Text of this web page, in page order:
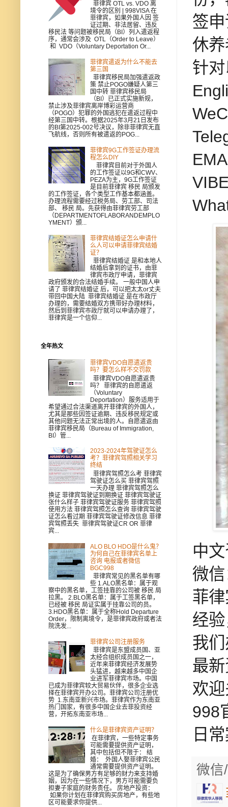
签
休
针
中
微
菲
经
我
最
欢
998
日
微
菲律宾 OTL vs. VDO 离
境令的区别 | 998VISA 在
菲律宾，如果外国人因 签
证过期、非法居留、违反
移民法 等问题被移民局（BI）列入遣返程
序，通常会涉及 OTL（Order to Leave）
和 VDO（Voluntary Deportation Or...
菲律宾遣返为什么不能去
第三国
菲律宾移民局加强遣返政
策 禁止POGO嫌疑人第三
国中转 菲律宾移民局
（BI）已正式实施新规，
禁止涉及菲律宾离岸博彩运营商
（POGO）犯罪的外国逃犯在遣返过程中
经第三国中转。根据2025年3月21日发布
的BI第2025-002号决议，除非菲律宾无直
飞航线，否则所有被遣返的POG...
菲律宾9G工作签证办理流
程怎么DIY
菲律宾目前对于外国人
的工作签证以9G和CWV、
PEZA为主，9G工作签证
是目前菲律宾 移民 局颁发
的工作签证，各个类型工作基本都涵盖。
办理流程需要经过税务局、劳工部、司法
部、 移民 局。先获得由菲律宾劳工部
（DEPARTMENTOFLABORANDEMPLO
YMENT）颁...
菲律宾结婚证怎么申请什
么人可以申请菲律宾结婚
证？
菲律宾结婚证 是和本地人
结婚后拿到的证书，由菲
律宾市政厅申请，菲律宾
政府颁发的合法结婚手续。 一般中国人申
请了 菲律宾结婚证 后，可以把太太or丈夫
带回中国大陆 菲律宾结婚证 是在市政厅
办理的，需要结婚双方携带好办理材料，
然后到菲律宾市政厅就可以申请办理了，
菲律宾是一个信仰...
全年热文
菲律宾VDO自愿遣返贵
吗？要怎么样不交罚款
菲律宾VDO自愿遣返贵
吗？ 菲律宾的自愿遣返
（Voluntary
Deportation）服务适用于
希望通过合法渠道离开菲律宾的外国人，
尤其是那些因签证逾期、违反移民规定或
其他问题无法正常出境的人。自愿遣返由
菲律宾移民局（Bureau of Immigration,
BI）管...
2023-2024年驾驶证怎么
考？菲律宾驾照相关学习
终结
菲律宾驾照怎么考 菲律宾
驾驶证怎么买 菲律宾驾照
一天办理 菲律宾驾照怎么
换证 菲律宾驾驶证到期换证 菲律宾驾驶证
张什么样子 菲律宾驾驶证服务 菲律宾驾照
使用方法 菲律宾驾照怎么查询 菲律宾驾驶
证怎么看过期 菲律宾驾驶证修改信息 菲律
宾驾照丢失 菲律宾驾驶证CR OR 菲律
宾...
ALO BLO HDO是什么鬼？
为何自己在菲律宾名单上
咨询 电报或者微信
BGC998
菲律宾常见的黑名单有哪
些 1.ALO黑名单：属于观
察中的黑名单，工签挂靠的公司被 移民 局
拉黑。 2.BLO黑名单：属于工签黑名单，
已经被 移民 局证实属于挂靠公司的员。
3.HDO黑名单：属于全称Hold Departure
Order，限制离境令，是菲律宾政府或者法
院洗发...
菲律宾公司注册服务
菲律宾是东盟成员国、亚
太经合组织成员国之一，
近年来菲律宾经济发展势
头猛进，越来越多中国企
业进军菲律宾市场。中国
已成为菲律宾较大贸易伙伴，很多企业选
择在菲律宾开办公司。菲律宾公司注册优
势 1.东南亚新兴市场。菲律宾作为东南亚
热门国家，有很多中国企业去菲投资经
营，开拓东南亚市场...
什么是菲律宾资产证明？
在菲律宾，一些特定事务
可能需要提供资产证明，
其中包括但不限于： 结
婚： 外国人娶菲律宾公民
通常需要提供资产证明。
这是为了确保男方有足够的财力来支持婚
姻，因为在一些情况下，男方可能需要负
担妻子家庭的财务责任。 房地产投资：
如果你计划在菲律宾购买房地产，有些地
区可能要求你提供...